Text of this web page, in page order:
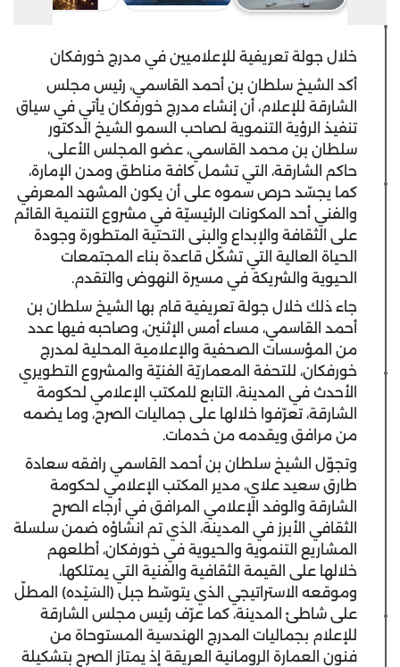
خلال جولة تعريفية للإعلاميين في مدرج خورفكان
أكد الشيخ سلطان بن أحمد القاسمي، رئيس مجلس
الشارقة للإعلام، أن إنشاء مدرج خورفكان يأتي في سياق
تنفيذ الرؤية التنموية لصاحب السمو الشيخ الدكتور
سلطان بن محمد القاسمي، عضو المجلس الأعلى،
حاكم الشارقة، التي تشمل كافة مناطق ومدن الإمارة،
كما يجسّد حرص سموه على أن يكون المشهد المعرفي
والفني أحد المكونات الرئيسيّة في مشروع التنمية القائم
على الثقافة والإبداع والبنى التحتية المتطورة وجودة
الحياة العالية التي تشكّل قاعدة بناء المجتمعات
الحيوية والشريكة في مسيرة النهوض والتقدم.
جاء ذلك خلال جولة تعريفية قام بها الشيخ سلطان بن
أحمد القاسمي، مساء أمس الإثنين، وصاحبه فيها عدد
من المؤسسات الصحفية والإعلامية المحلية لمدرج
خورفكان، للتحفة المعماريّة الفنيّة والمشروع التطويري
الأحدث في المدينة، التابع للمكتب الإعلامي لحكومة
الشارقة، تعرّفوا خلالها على جماليات الصرح، وما يضمه
من مرافق ويقدمه من خدمات.
وتجوّل الشيخ سلطان بن أحمد القاسمي رافقه سعادة
طارق سعيد علاي، مدير المكتب الإعلامي لحكومة
الشارقة والوفد الإعلامي المرافق في أرجاء الصرح
الثقافي الأبرز في المدينة، الذي تم انشاؤه ضمن سلسلة
المشاريع التنموية والحيوية في خورفكان، أطلعهم
خلالها على القيمة الثقافية والفنية التي يمتلكها،
وموقعه الاستراتيجي الذي يتوسّط جبل (السَيْده) المطلّ
على شاطئ المدينة، كما عرّف رئيس مجلس الشارقة
للإعلام بجماليات المدرج الهندسية المستوحاة من
فنون العمارة الرومانية العريقة إذ يمتاز الصرح بتشكيلة